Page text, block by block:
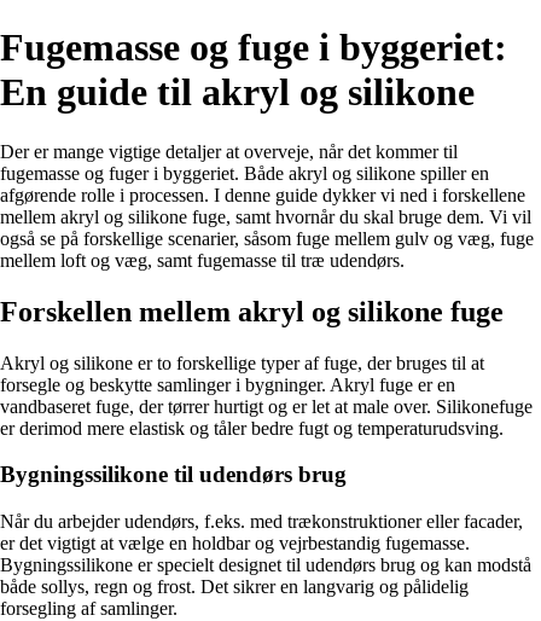
Fugemasse og fuge i byggeriet:
En guide til akryl og silikone
Der er mange vigtige detaljer at overveje, når det kommer til
fugemasse og fuger i byggeriet. Både akryl og silikone spiller en
afgørende rolle i processen. I denne guide dykker vi ned i forskellene
mellem akryl og silikone fuge, samt hvornår du skal bruge dem. Vi vil
også se på forskellige scenarier, såsom fuge mellem gulv og væg, fuge
mellem loft og væg, samt fugemasse til træ udendørs.
Forskellen mellem akryl og silikone fuge
Akryl og silikone er to forskellige typer af fuge, der bruges til at
forsegle og beskytte samlinger i bygninger. Akryl fuge er en
vandbaseret fuge, der tørrer hurtigt og er let at male over. Silikonefuge
er derimod mere elastisk og tåler bedre fugt og temperaturudsving.
Bygningssilikone til udendørs brug
Når du arbejder udendørs, f.eks. med trækonstruktioner eller facader,
er det vigtigt at vælge en holdbar og vejrbestandig fugemasse.
Bygningssilikone er specielt designet til udendørs brug og kan modstå
både sollys, regn og frost. Det sikrer en langvarig og pålidelig
forsegling af samlinger.